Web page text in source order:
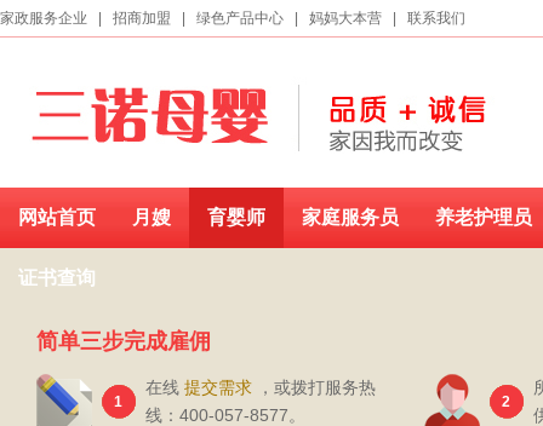
家政服务企业 招商加盟 绿色产品中心 妈妈大本营 联系我们
网站首页 月嫂 育婴师 家庭服务员 养老护理员
证书查询
简单三步完成雇佣
1
在线 提交需求 ，或拨打服务热
线：400-057-8577。
2